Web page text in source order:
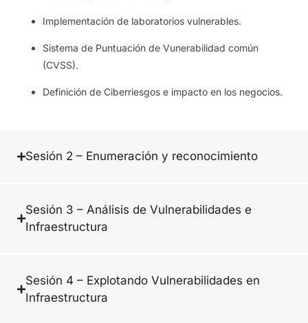
Implementación de laboratorios vulnerables.
Sistema de Puntuación de Vunerabilidad común
(CVSS).
Definición de Ciberriesgos e impacto en los negocios.
Sesión 2 – Enumeración y reconocimiento
Sesión 3 – Análisis de Vulnerabilidades e
Infraestructura
Sesión 4 – Explotando Vulnerabilidades en
Infraestructura